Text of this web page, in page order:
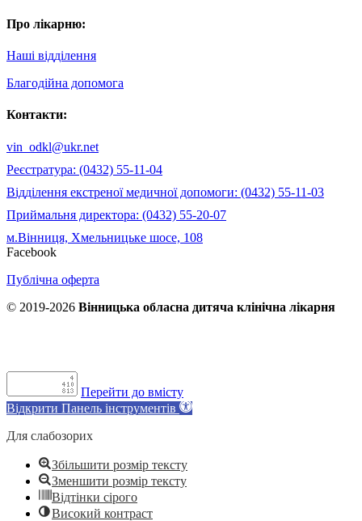
Про лікарню:
Наші відділення
Благодійна допомога
Контакти:
vin_odkl@ukr.net
Реєстратура: (0432) 55-11-04
Відділення екстреної медичної допомоги: (0432) 55-11-03
Приймальня директора: (0432) 55-20-07
м.Вінниця, Хмельницьке шосе, 108
Facebook
Публічна оферта
© 2019-2026 Вінницька обласна дитяча клінічна лікарня
Перейти до вмісту
Відкрити Панель інструментів
Для слабозорих
Збільшити розмір тексту
Зменшити розмір тексту
Відтінки сірого
Високий контраст